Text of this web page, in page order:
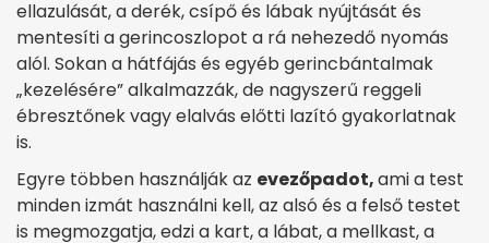
ellazulását, a derék, csípő és lábak nyújtását és
mentesíti a gerincoszlopot a rá nehezedő nyomás
alól. Sokan a hátfájás és egyéb gerincbántalmak
„kezelésére” alkalmazzák, de nagyszerű reggeli
ébresztőnek vagy elalvás előtti lazító gyakorlatnak
is.
Egyre többen használják az evezőpadot,ami a test
minden izmát használni kell, az alsó és a felső testet
is megmozgatja, edzi a kart, a lábat, a mellkast, a